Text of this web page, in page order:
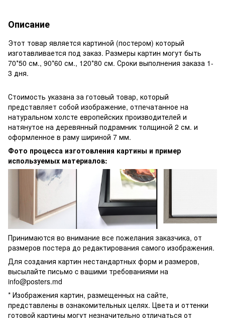
Описание
Этот товар является картиной (постером) который
изготавливается под заказ. Размеры картин могут быть
70*50 см., 90*60 см., 120*80 см. Сроки выполнения заказа 1-
3 дня.
Стоимость указана за готовый товар, который
представляет собой изображение, отпечатанное на
натуральном холсте европейских производителей и
натянутое на деревянный подрамник толщиной 2 см. и
оформленное в раму шириной 7 мм.
Фото процесса изготовления картины и пример
используемых материалов:
Принимаются во внимание все пожелания заказчика, от
размеров постера до редактирования самого изображения.
Для создания картин нестандартных форм и размеров,
высылайте письмо c вашими требованиями на
info@posters.md
* Изображения картин, размещенных на сайте,
представлены в ознакомительных целях. Цвета и оттенки
готовой картины могут незначительно отличаться от